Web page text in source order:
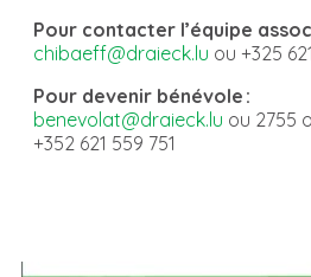
Pour contacter l’équipe
chibaeff@draieck.lu ou +325
Pour devenir bénévole :
benevolat@draieck.lu ou 2755
+352 621 559 751